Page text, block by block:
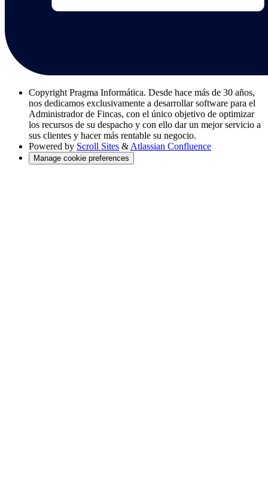
Copyright Pragma Informática. Desde hace más de 30 años,
nos dedicamos exclusivamente a desarrollar software para el
Administrador de Fincas, con el único objetivo de optimizar
los recursos de su despacho y con ello dar un mejor servicio a
sus clientes y hacer más rentable su negocio.
Powered by Scroll Sites &Atlassian Confluence
Manage cookie preferences